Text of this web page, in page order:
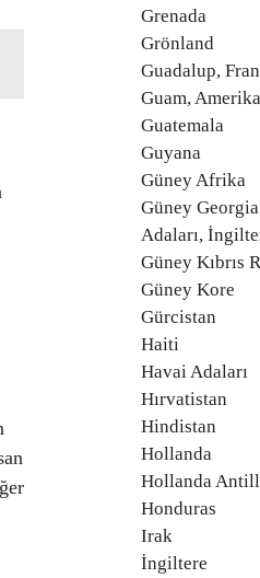
Grenada
Grönland
Guadalup,
Guam, Amerika
Guatemala
Guyana
Güney Afrika
Güney
Adaları,
Güney Kıbrıs
Güney Kore
Gürcistan
Haiti
Havai Adaları
Hırvatistan
Hindistan
Hollanda
Hollanda
Honduras
Irak
İngiltere